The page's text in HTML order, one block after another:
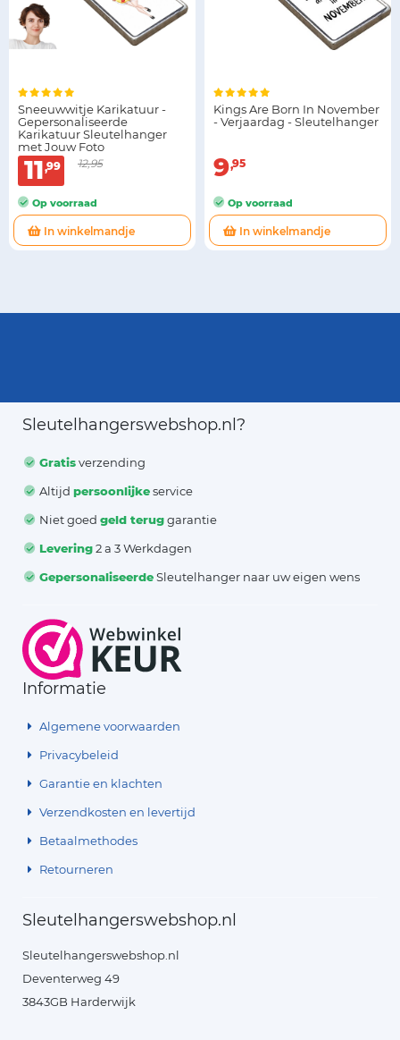
Sneeuwwitje Karikatuur -
Gepersonaliseerde
Karikatuur Sleutelhanger
met Jouw Foto
11 99 12,95
Op voorraad
In winkelmandje
Kings Are Born In November
- Verjaardag - Sleutelhanger
9 95
Op voorraad
In winkelmandje
Sleutelhangerswebshop.nl?
Gratisverzending
Altijdpersoonlijkeservice
Niet goedgeld teruggarantie
Levering2 a 3 Werkdagen
GepersonaliseerdeSleutelhanger naar uw eigen wens
Informatie
Algemene voorwaarden
Privacybeleid
Garantie en klachten
Verzendkosten en levertijd
Betaalmethodes
Retourneren
Sleutelhangerswebshop.nl
Sleutelhangerswebshop.nl
Deventerweg 49
3843GB Harderwijk